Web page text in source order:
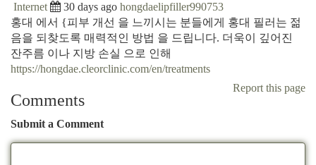
Internet 30 days ago hongdaelipfiller990753
홍대 에서 {피부 개선 을 느끼시는 분들에게 홍대 필러는 젊
음을 되찾도록 매력적인 방법 을 드립니다. 더욱이 깊어진
잔주름 이나 지방 손실 으로 인해
https://hongdae.cleorclinic.com/en/treatments
Report this page
Comments
Submit a Comment